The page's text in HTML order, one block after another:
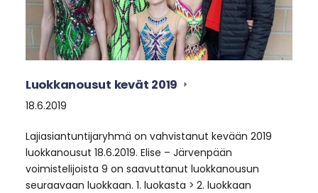
Luokkanousut kevät 2019
18.6.2019
Lajiasiantuntijaryhmä on vahvistanut kevään 2019
luokkanousut 18.6.2019. Elise – Järvenpään
voimistelijoista 9 on saavuttanut luokkanousun
seuraavaan luokkaan. 1. luokasta > 2. luokkaan